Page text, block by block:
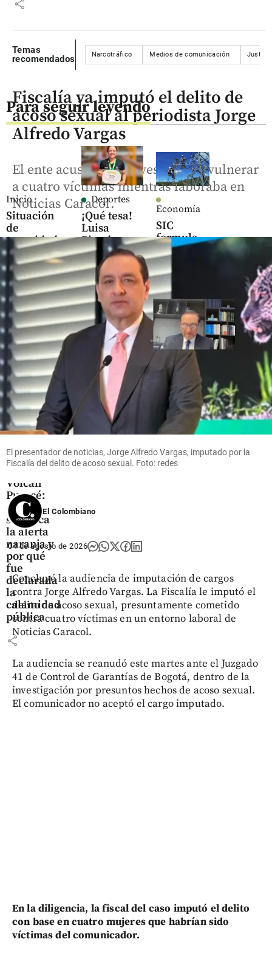
share
Temas
recomendados
Narcotráfico Medios de comunicación
Para seguir leyendo
Inicio
Situación
de
seguridad
en Cali
hace 12
horas
share
Deportes
¡Qué tesa!
Luisa
Pineda es
bombera,
deportista y
paramédico
share
Economía
SIC
formula
pliego de
cargos
contra
Enel, AES
y Celsia:
habrían
alterado
precios en
la Bolsa
de
Energía
Colombia
Volcán
Puracé:
qué
significa
la alerta
naranja y
por qué
fue
declarada
la
calamidad
pública
share
Fiscalía ya imputó el delito de
acoso sexual al periodista Jorge
Alfredo Vargas
El ente acusador lo investiga por vulnerar
a cuatro víctimas mientras laboraba en
Noticias Caracol.
El presentador de noticias, Jorge Alfredo Vargas, imputado por la
Fiscalía del delito de acoso sexual. Foto: redes
El Colombiano
04 de agosto de 2026
Concluyó la audiencia de imputación de cargos
contra Jorge Alfredo Vargas. La Fiscalía le imputó el
delito de acoso sexual, presuntamente cometido
contra cuatro víctimas en un entorno laboral de
Noticias Caracol.
La audiencia se reanudó este martes ante el Juzgado
41 de Control de Garantías de Bogotá, dentro de la
investigación por presuntos hechos de acoso sexual.
El comunicador no aceptó el cargo imputado.
En la diligencia, la fiscal del caso imputó el delito
con base en cuatro mujeres que habrían sido
víctimas del comunicador.